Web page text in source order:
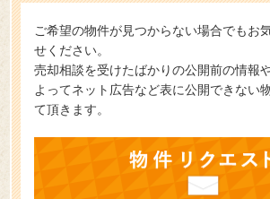
ご希望の物件が見つからない場合でもお
せください。
売却相談を受けたばかりの公開前の情報
よってネット広告など表に公開できない
て頂きます。